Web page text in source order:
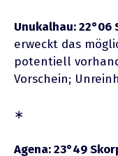
Unukalhau:
erweckt das
potentiell
Vorschein;
∗
Agena: 23°49